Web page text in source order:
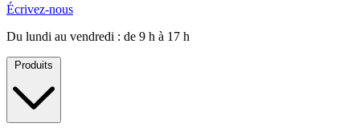
Écrivez-nous
Du lundi au vendredi : de 9 h à 17 h
Produits